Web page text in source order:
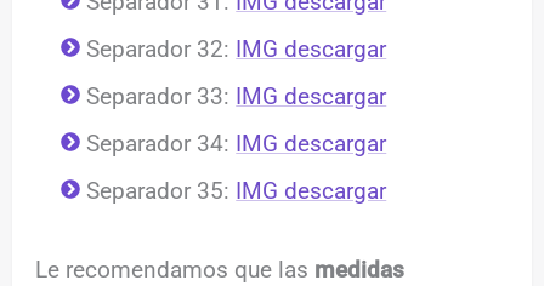
Separador 32: IMG descargar
Separador 33: IMG descargar
Separador 34: IMG descargar
Separador 35: IMG descargar
Le recomendamos que las medidas